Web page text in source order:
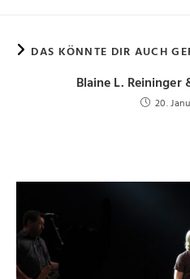
DAS KÖNNTE DIR AUCH
Blaine L. Reininger
20.